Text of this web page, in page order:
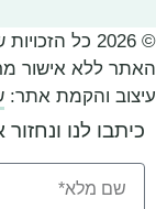
© 2026 כל
האתר ללא אישור
עיצוב והקמת אתר:
כיתבו לנו